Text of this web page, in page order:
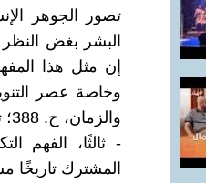
تصور الجوهر
البشر بغض النظر
إن مثل هذا
وخاصة عصر
والزمان، ح. 388؛ ترقيم الصفحات في الطبعات الألمانية اللاحقة()).
- ثالثًا، الفهم
المشترك